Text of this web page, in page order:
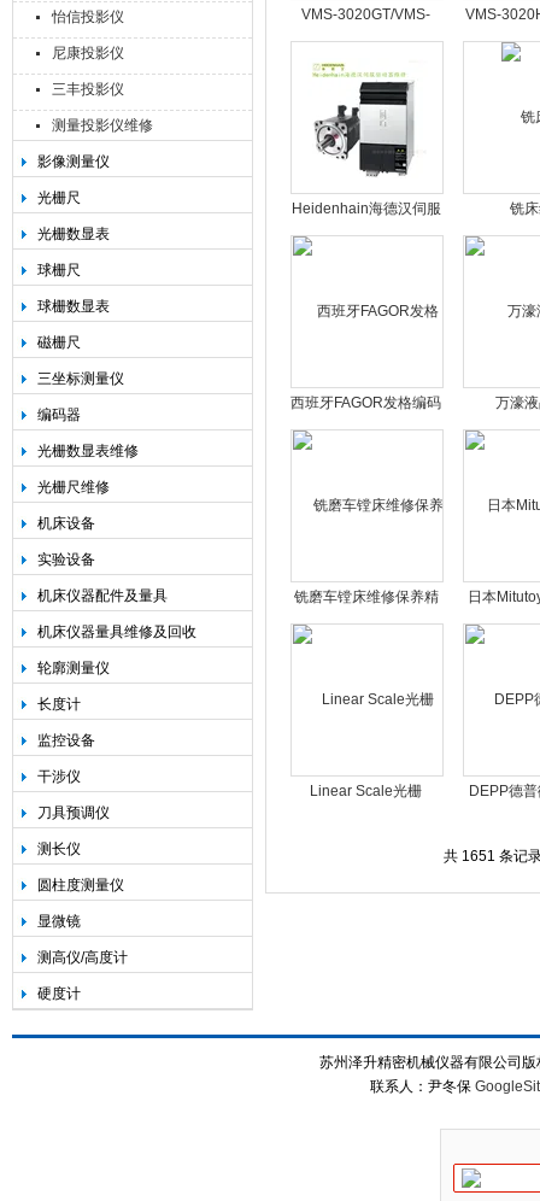
怡信投影仪
尼康投影仪
三丰投影仪
测量投影仪维修
影像测量仪
光栅尺
光栅数显表
球栅尺
球栅数显表
磁栅尺
三坐标测量仪
编码器
光栅数显表维修
光栅尺维修
机床设备
实验设备
机床仪器配件及量具
机床仪器量具维修及回收
轮廓测量仪
长度计
监控设备
干涉仪
刀具预调仪
测长仪
圆柱度测量仪
显微镜
测高仪/高度计
硬度计
VMS-3020GT/VMS-
4030GT手动影像测量
仪
VMS-
测
Heidenhain海德汉伺服
驱动器电源模块维修
铣
西班牙FAGOR发格编码
器圆光栅维修
万濠
表
铣磨车镗床维修保养精
度校正及销售价格
日本
仪维修价
Linear Scale光栅
DEPP德
共 1651 条记
苏州泽升精密机械仪器有限公司
联系人：尹冬保